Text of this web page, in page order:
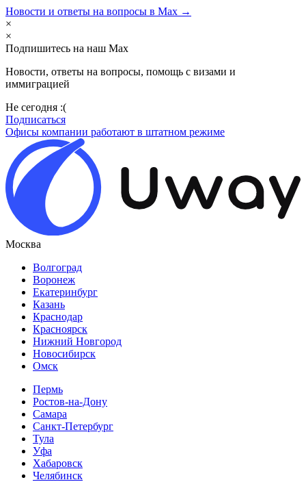
Новости и ответы на вопросы в Max →
×
×
Подпишитесь на наш Max
Новости, ответы на вопросы, помощь с визами и
иммиграцией
Не сегодня :(
Подписаться
Офисы компании работают в штатном режиме
Москва
Волгоград
Воронеж
Екатеринбург
Казань
Краснодар
Красноярск
Нижний Новгород
Новосибирск
Омск
Пермь
Ростов-на-Дону
Самара
Санкт-Петербург
Тула
Уфа
Хабаровск
Челябинск